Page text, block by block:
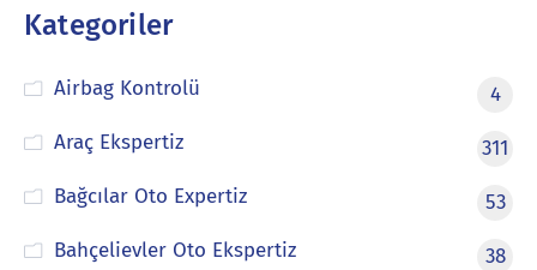
Kategoriler
Airbag Kontrolü
4
Araç Ekspertiz
311
Bağcılar Oto Expertiz
53
Bahçelievler Oto Ekspertiz
38